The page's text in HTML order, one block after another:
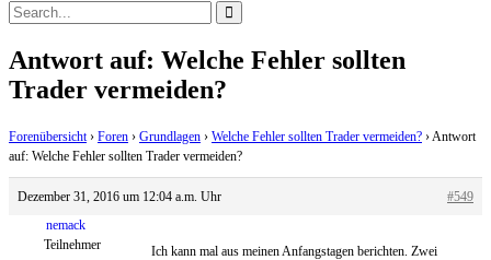
Antwort auf: Welche Fehler sollten
Trader vermeiden?
Forenübersicht › Foren › Grundlagen › Welche Fehler sollten Trader vermeiden? ›Antwort
auf: Welche Fehler sollten Trader vermeiden?
Dezember 31, 2016 um 12:04 a.m. Uhr
#549
nemack
Teilnehmer
Ich kann mal aus meinen Anfangstagen berichten. Zwei